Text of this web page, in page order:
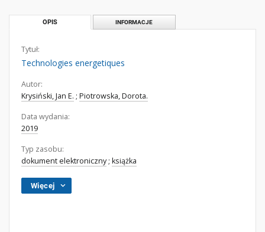
OPIS INFORMACJE
Tytuł:
Technologies energetiques
Autor:
Krysiński, Jan E. ; Piotrowska, Dorota.
Data wydania:
2019
Typ zasobu:
dokument elektroniczny; książka
Więcej